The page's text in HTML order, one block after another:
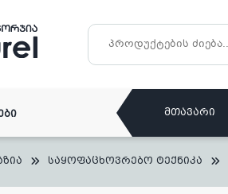
მთავარი
საყოფაცხოვრებო ტექნიკა